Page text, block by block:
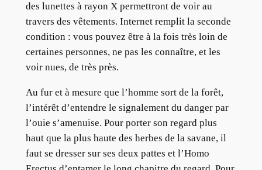
des lunettes à rayon X permettront de voir au
travers des vêtements. Internet remplit la seconde
condition : vous pouvez être à la fois très loin de
certaines personnes, ne pas les connaître, et les
voir nues, de très près.
Au fur et à mesure que l’homme sort de la forêt,
l’intérêt d’entendre le signalement du danger par
l’ouie s’amenuise. Pour porter son regard plus
haut que la plus haute des herbes de la savane, il
faut se dresser sur ses deux pattes et l’Homo